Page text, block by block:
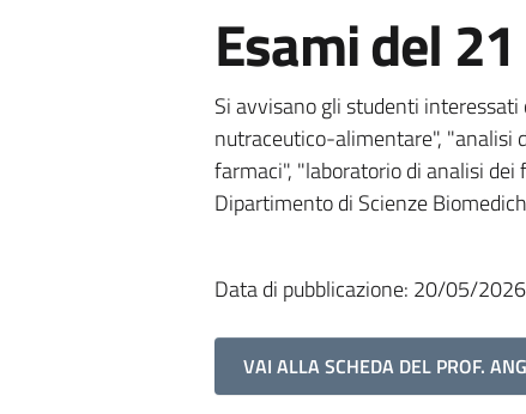
Esami del
Si avvisano gli studenti
nutraceutico-alimentare", "analisi
farmaci", "laboratorio di analisi
Dipartimento di Scienze
Data di pubblicazione: 20/05/2026
VAI ALLA SCHEDA DEL PROF.